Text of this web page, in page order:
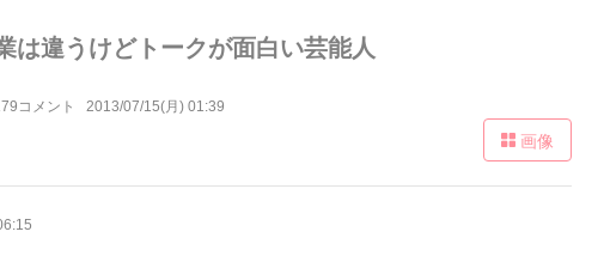
は違うけどトークが面白い芸能人
コメント 2013/07/15(月) 01:39
画像